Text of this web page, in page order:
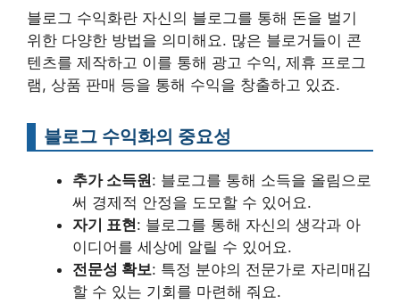
블로그 수익화란 자신의 블로그를 통해 돈을 벌기
위한 다양한 방법을 의미해요. 많은 블로거들이 콘
텐츠를 제작하고 이를 통해 광고 수익, 제휴 프로그
램, 상품 판매 등을 통해 수익을 창출하고 있죠.
블로그 수익화의 중요성
추가 소득원: 블로그를 통해 소득을 올림으로
써 경제적 안정을 도모할 수 있어요.
자기 표현: 블로그를 통해 자신의 생각과 아
이디어를 세상에 알릴 수 있어요.
전문성 확보: 특정 분야의 전문가로 자리매김
할 수 있는 기회를 마련해 줘요.